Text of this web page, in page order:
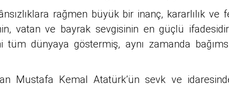
rağmen büyük bir inanç, kararlılık ve
vatan ve bayrak sevgisinin en güçlü
tüm dünyaya göstermiş, aynı zamanda
Kemal Atatürk’ün sevk ve